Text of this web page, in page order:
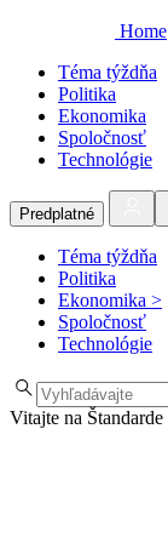
Home
Téma týždňa
Politika
Ekonomika
Spoločnosť
Technológie
Predplatné
Téma týždňa
Politika
Ekonomika >
Spoločnosť
Technológie
Vitajte na Štandarde